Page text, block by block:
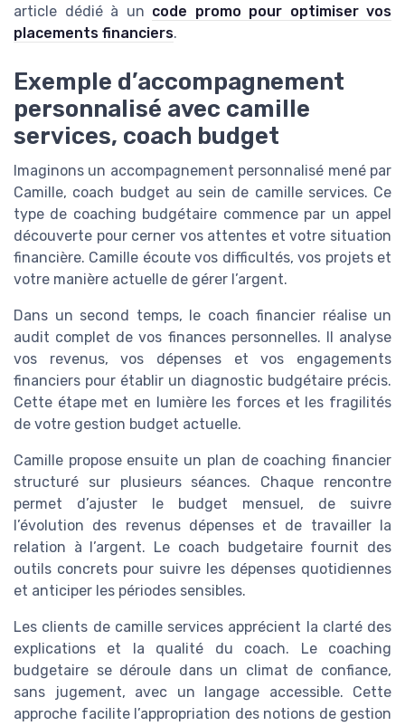
article dédié à un code promo pour optimiser vos
placements financiers.
Exemple d’accompagnement
personnalisé avec camille
services, coach budget
Imaginons un accompagnement personnalisé mené par
Camille, coach budget au sein de camille services. Ce
type de coaching budgétaire commence par un appel
découverte pour cerner vos attentes et votre situation
financière. Camille écoute vos difficultés, vos projets et
votre manière actuelle de gérer l’argent.
Dans un second temps, le coach financier réalise un
audit complet de vos finances personnelles. Il analyse
vos revenus, vos dépenses et vos engagements
financiers pour établir un diagnostic budgétaire précis.
Cette étape met en lumière les forces et les fragilités
de votre gestion budget actuelle.
Camille propose ensuite un plan de coaching financier
structuré sur plusieurs séances. Chaque rencontre
permet d’ajuster le budget mensuel, de suivre
l’évolution des revenus dépenses et de travailler la
relation à l’argent. Le coach budgetaire fournit des
outils concrets pour suivre les dépenses quotidiennes
et anticiper les périodes sensibles.
Les clients de camille services apprécient la clarté des
explications et la qualité du coach. Le coaching
budgetaire se déroule dans un climat de confiance,
sans jugement, avec un langage accessible. Cette
approche facilite l’appropriation des notions de gestion